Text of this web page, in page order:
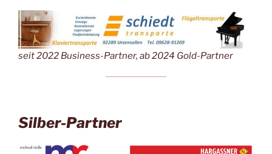
seit 2022 Business-Partner, ab 2024 Gold-Partner
Silber-Partner